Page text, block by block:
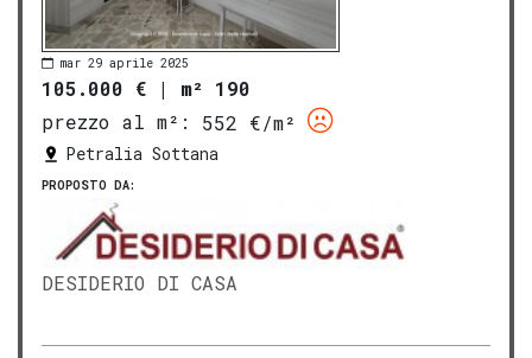
mar 29 aprile 2025
105.000 € | m² 190
prezzo al m²:
552 €/m²
Petralia Sottana
PROPOSTO DA:
DESIDERIO DI CASA